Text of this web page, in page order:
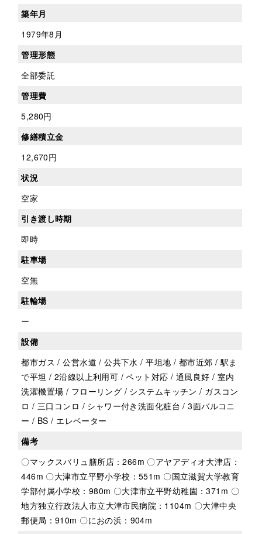
築年月
1979年8月
管理形態
全部委託
管理費
5,280円
修繕積立金
12,670円
状況
空家
引き渡し時期
即時
駐車場
空無
駐輪場
ー
設備
都市ガス / 公営水道 / 公共下水 / 平坦地 / 都市近郊 / 駅ま
で平坦 / 2沿線以上利用可 / ペット対応 / 通風良好 / 室内
洗濯機置場 / フローリング / システムキッチン / ガスコン
ロ / 三口コンロ / シャワー付き洗面化粧台 / 3面バルコニ
ー / BS / エレベーター
備考
〇マックスバリュ膳所店：266m 〇アヤアディオ大津店：
446m 〇大津市立平野小学校：551m 〇国立滋賀大学教育
学部付属小学校：980m 〇大津市立平野幼稚園：371m 〇
地方独立行政法人市立大津市民病院：1104m 〇大津中央
郵便局：910m 〇におの浜：904m